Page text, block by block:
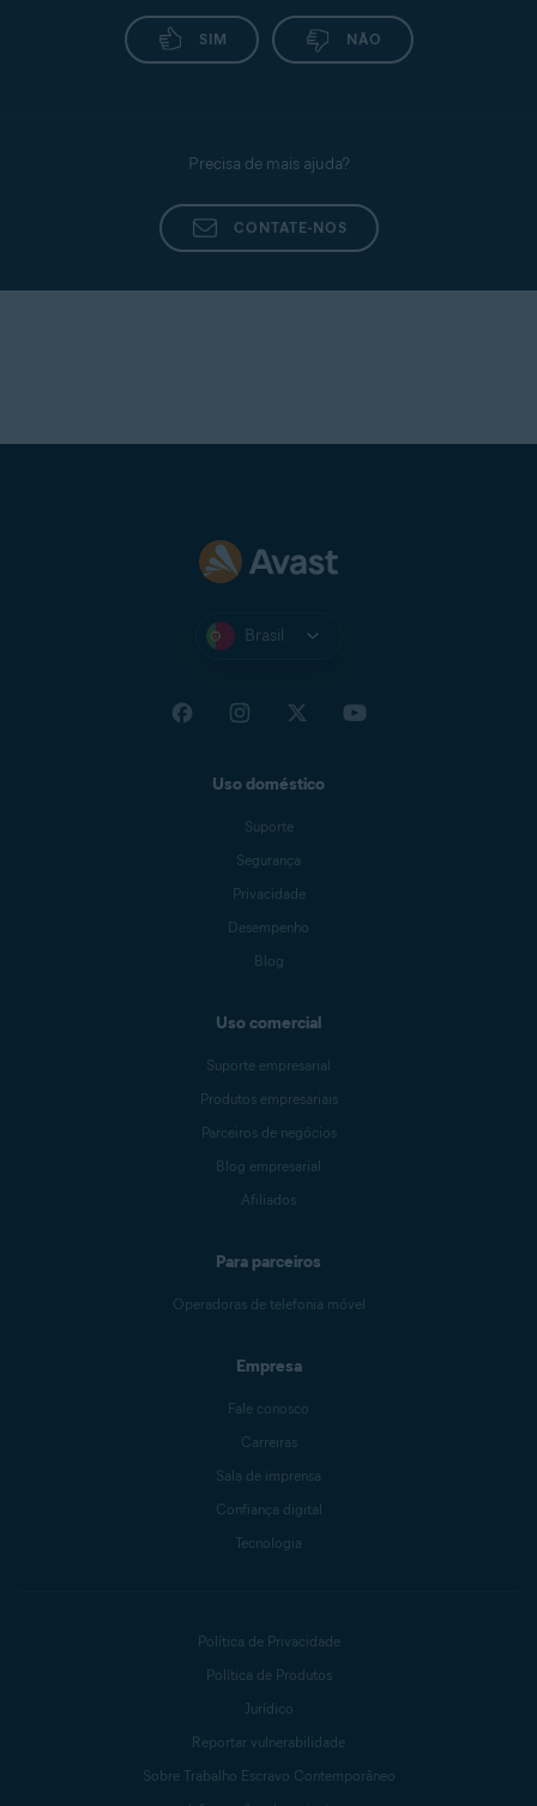
SIM NÃO
Precisa de mais ajuda?
CONTATE-NOS
Brasil
Uso doméstico
Suporte
Segurança
Privacidade
Desempenho
Blog
Uso comercial
Suporte empresarial
Produtos empresariais
Parceiros de negócios
Blog empresarial
Afiliados
Para parceiros
Operadoras de telefonia móvel
Empresa
Fale conosco
Carreiras
Sala de imprensa
Confiança digital
Tecnologia
Política de Privacidade
Política de Produtos
Jurídico
Reportar vulnerabilidade
Sobre Trabalho Escravo Contemporâneo